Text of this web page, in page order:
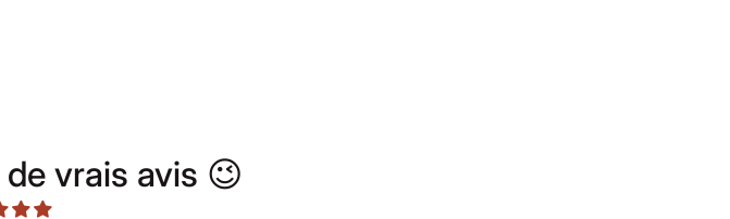
vrais avis 😉